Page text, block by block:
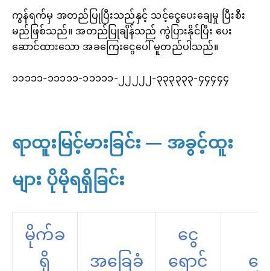
ကွန်ရက်မှ အတည်ပြုပြီးသည်နှင့် သင့်ငွေပေးချေမှု ပြီးစီး
မည်ဖြစ်သည်။ အတည်ပြုချိန်သည် ကွဲပြားနိုင်ပြီး ပေး
ဆောင်ထားသော အခကြေးငွေပေါ် မူတည်ပါသည်။
၁၁၁၁၁-၁၁၁၁၁-၁၁၁၁၁-၂၂၂၂၂-၃၃၃၃၃၃-၄၄၄၄၄
ရာထူးမြင့်မားခြင်း — အခွင့်ထူး
များ ပိုမိုရရှိခြင်း
မိုက်ခ
ရို
အခြေခံ
ငွေ
ရောင်
ရွှေ